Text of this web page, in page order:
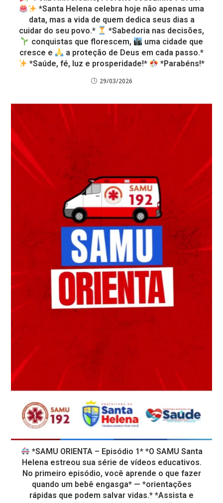
*Santa Helena celebra hoje não apenas uma
data, mas a vida de quem dedica seus dias a
cuidar do seu povo.*
*Sabedoria nas decisões,
conquistas que florescem,
uma cidade que
cresce e
a proteção de Deus em cada passo.*
*Saúde, fé, luz e prosperidade!*
*Parabéns!*
29/03/2026
*SAMU ORIENTA – Episódio 1* *O SAMU Santa
Helena estreou sua série de vídeos educativos.
No primeiro episódio, você aprende o que fazer
quando um bebê engasga* — *orientações
rápidas que podem salvar vidas.* *Assista e